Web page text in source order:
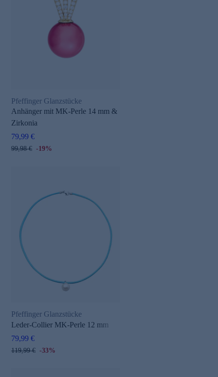
Pfeffinger Glanzstücke
Anhänger mit MK-Perle 14 mm &
Zirkonia
79,99 €
99,98 € -19%
Pfeffinger Glanzstücke
Leder-Collier MK-Perle 12 mm
79,99 €
119,99 € -33%